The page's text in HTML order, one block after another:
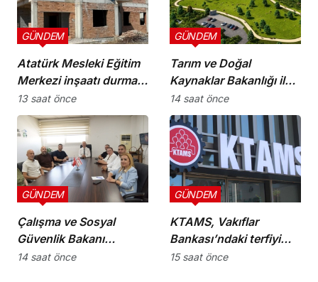
Atatürk Mesleki Eğitim
Merkezi inşaatı durma
noktasında!
GÜNDEM
13 saat önce
Tarım ve Doğal
Kaynaklar Bakanlığı ile
İnşaat Mühendisleri
Odası arasında iş birliği
protokolü imzalandı
GÜNDEM
14 saat önce
Çalışma ve Sosyal
Güvenlik Bakanı
Hasipoğlu,
GÜNDEM
14 saat önce
KTAMS, Vakıflar
Bankası’ndaki terfiyi
eleştirdi
GÜNDEM
15 saat önce